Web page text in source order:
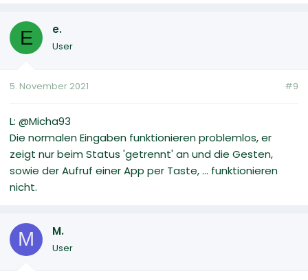
E e.
User
5. November 2021 #9
L: @Micha93
Die normalen Eingaben funktionieren problemlos, er
zeigt nur beim Status 'getrennt' an und die Gesten,
sowie der Aufruf einer App per Taste, ... funktionieren
nicht.
M M.
User